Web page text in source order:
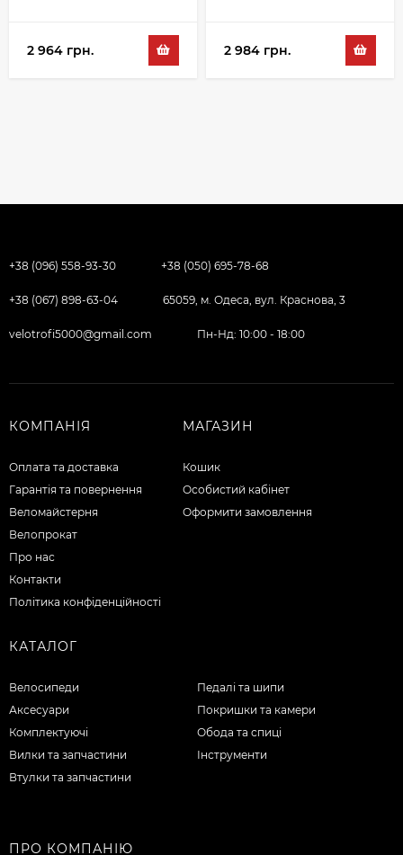
2 964 грн. 2 984 грн.
+38 (096) 558-93-30 +38 (050) 695-78-68
+38 (067) 898-63-04 65059, м. Одеса, вул. Краснова, 3
velotrofi5000@gmail.com Пн-Нд: 10:00 - 18:00
КОМПАНІЯ
Оплата та доставка
Гарантія та повернення
Веломайстерня
Велопрокат
Про нас
Контакти
Політика конфіденційності
МАГАЗИН
Кошик
Особистий кабінет
Оформити замовлення
КАТАЛОГ
Велосипеди
Аксесуари
Комплектуючі
Вилки та запчастини
Втулки та запчастини
Педалі та шипи
Покришки та камери
Обода та спиці
Інструменти
ПРО КОМПАНІЮ